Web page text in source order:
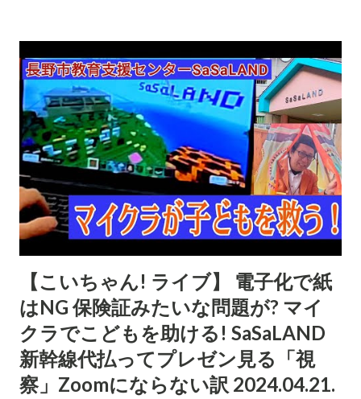
【こいちゃん! ライブ】 電子化で紙
はNG 保険証みたいな問題が? マイ
クラでこどもを助ける! SaSaLAND
新幹線代払ってプレゼン見る「視
察」Zoomにならない訳 2024.04.21.